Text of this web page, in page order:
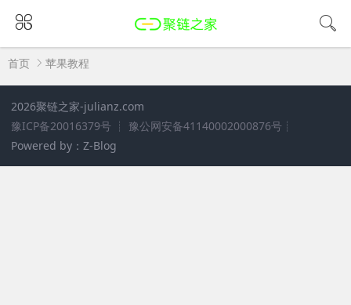
首页 苹果教程
2026聚链之家-julianz.com
豫ICP备20016379号 ┊ 豫公网安备41140002000876号 ┊
Powered by：Z-Blog